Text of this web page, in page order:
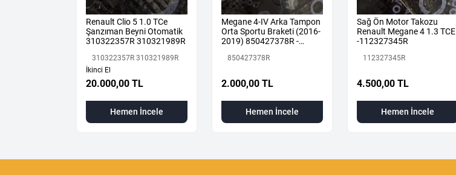
Renault Clio 5 1.0 TCe
Şanzıman Beyni Otomatik
310322357R 310321989R
310322357R 310321989R
İkinci El
20.000,00 TL
Hemen İncele
Megane 4-IV Arka Tampon
Orta Sportu Braketi (2016-
2019) 850427378R -
850427378R
2.000,00 TL
Hemen İncele
Sağ Ön Motor Takozu
Renault Megane 4 1.3 TCE
-112327345R
112327345R
4.500,00 TL
Hemen İncele